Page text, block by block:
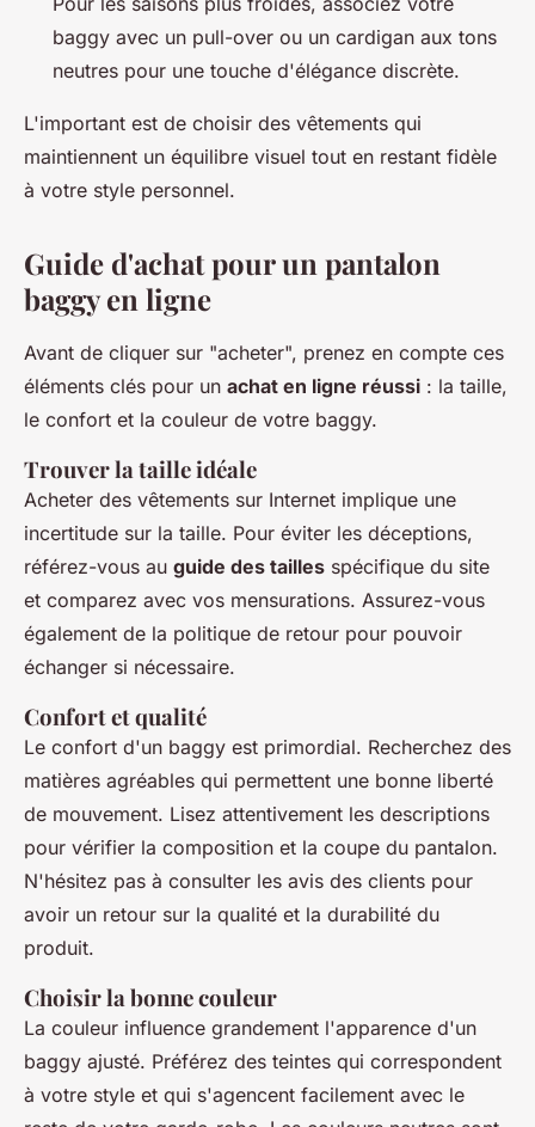
baggy avec un pull-over ou un cardigan aux tons
neutres pour une touche d'élégance discrète.
L'important est de choisir des vêtements qui
maintiennent un équilibre visuel tout en restant fidèle
à votre style personnel.
Guide d'achat pour un pantalon
baggy en ligne
Avant de cliquer sur "acheter", prenez en compte ces
éléments clés pour un achat en ligne réussi : la taille,
le confort et la couleur de votre baggy.
Trouver la taille idéale
Acheter des vêtements sur Internet implique une
incertitude sur la taille. Pour éviter les déceptions,
référez-vous au guide des tailles spécifique du site
et comparez avec vos mensurations. Assurez-vous
également de la politique de retour pour pouvoir
échanger si nécessaire.
Confort et qualité
Le confort d'un baggy est primordial. Recherchez des
matières agréables qui permettent une bonne liberté
de mouvement. Lisez attentivement les descriptions
pour vérifier la composition et la coupe du pantalon.
N'hésitez pas à consulter les avis des clients pour
avoir un retour sur la qualité et la durabilité du
produit.
Choisir la bonne couleur
La couleur influence grandement l'apparence d'un
baggy ajusté. Préférez des teintes qui correspondent
à votre style et qui s'agencent facilement avec le